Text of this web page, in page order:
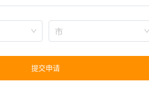
市
提交申请